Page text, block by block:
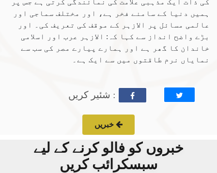
ہمیں دنیا کے سامنے فخر ہے، اور مختلف سماجی اور
عالمی مسائل پر الازہر کے موقف کی تعریف کی۔ اور
بڑے واضح انداز سے کہا کہ: الازہر عرب اور اسلامی
خاندان کا گھر ہے اور ہمارے پیارے مصر کی سب سے
نمایاں نرم طاقتوں میں سے ایک ہے۔
: شئیر کریں
خبریں
خبروں کو فالو کرنے کے لیے
سبسکرائب کریں